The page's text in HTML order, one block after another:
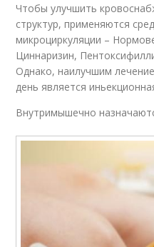
Чтобы улучшить
структур, применяются
микроциркуляции –
Циннаризин,
Однако, наилучшим
день является
Внутримышечно